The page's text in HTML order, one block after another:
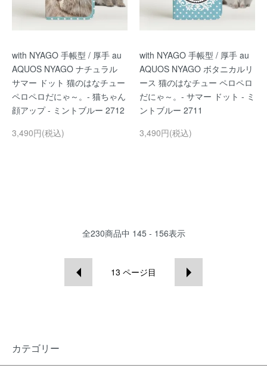
with NYAGO 手帳型 / 厚手 au
AQUOS NYAGO ナチュラル
サマー ドット 猫のはなチュー
ペロペロだにゃ～。- 猫ちゃん
顔アップ - ミントブルー 2712
3,490円(税込)
with NYAGO 手帳型 / 厚手 au
AQUOS NYAGO ボタニカルリ
ース 猫のはなチュー ペロペロ
だにゃ～。- サマー ドット - ミ
ントブルー 2711
3,490円(税込)
全230商品中 145 - 156表示
13 ページ目
カテゴリー